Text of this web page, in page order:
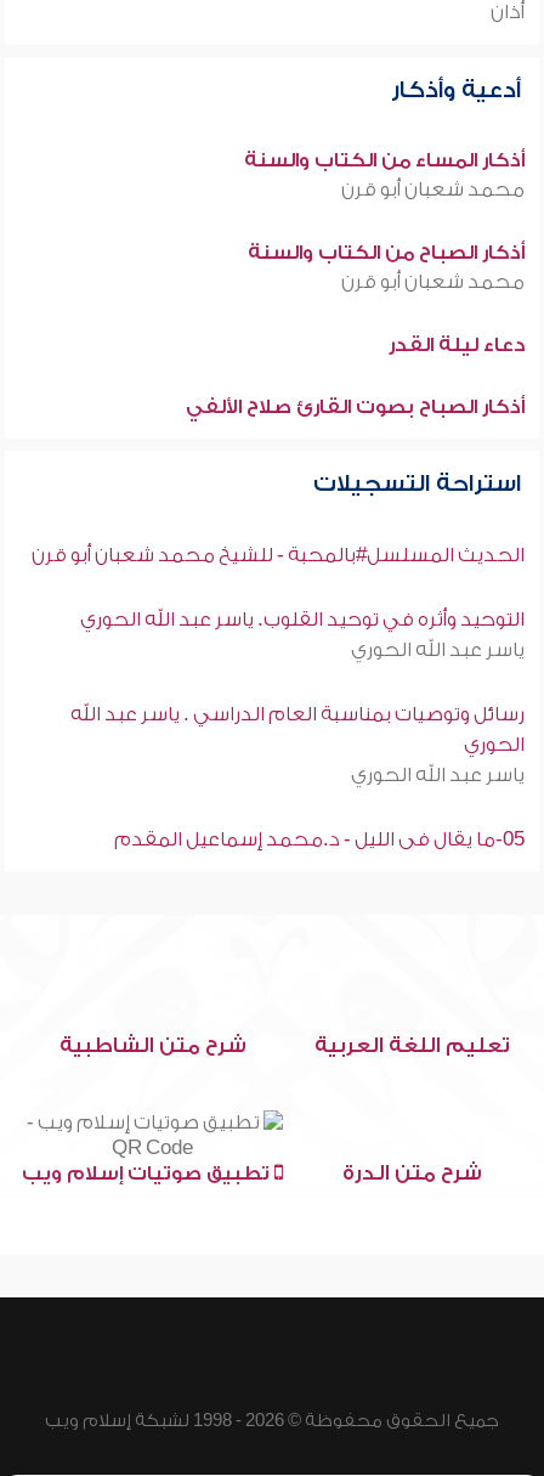
أذان
أدعية وأذكار
أذكار المساء من الكتاب والسنة
محمد شعبان أبو قرن
أذكار الصباح من الكتاب والسنة
محمد شعبان أبو قرن
دعاء ليلة القدر
أذكار الصباح بصوت القارئ صلاح الألفي
استراحة التسجيلات
الحديث المسلسل#بالمحبة - للشيخ محمد شعبان أبو قرن
التوحيد وأثره في توحيد القلوب. ياسر عبد الله الحوري
ياسر عبد الله الحوري
رسائل وتوصيات بمناسبة العام الدراسي . ياسر عبد الله
الحوري
ياسر عبد الله الحوري
05-ما يقال فى الليل - د.محمد إسماعيل المقدم
تعليم اللغة العربية شرح متن الشاطبية
شرح متن الدرة تطبيق صوتيات إسلام ويب
جميع الحقوق محفوظة © 2026 - 1998 لشبكة إسلام ويب